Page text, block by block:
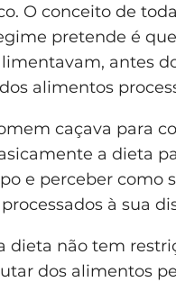
O conceito de
pretende é
antes
alimentos
caçava para
a dieta
e perceber como
à sua
dieta não tem
dos alimentos